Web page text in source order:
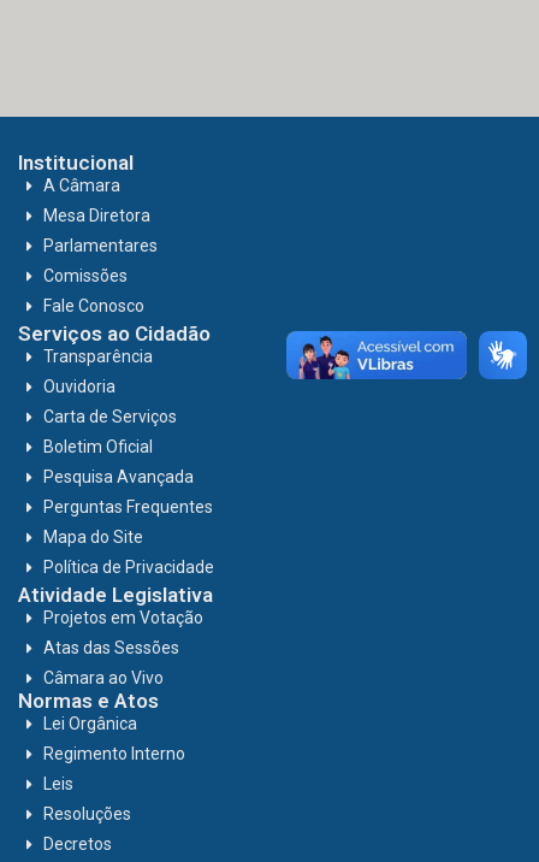
Institucional
A Câmara
Mesa Diretora
Parlamentares
Comissões
Fale Conosco
Serviços ao Cidadão
Transparência
Ouvidoria
Carta de Serviços
Boletim Oficial
Pesquisa Avançada
Perguntas Frequentes
Mapa do Site
Política de Privacidade
Atividade Legislativa
Projetos em Votação
Atas das Sessões
Câmara ao Vivo
Normas e Atos
Lei Orgânica
Regimento Interno
Leis
Resoluções
Decretos